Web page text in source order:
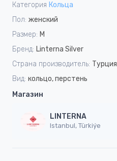
Категория Кольца
Пол: женский
Размер: M
Бренд: Linterna Silver
Страна производитель: Турция
Вид: кольцо, перстень
Магазин
LINTERNA
Istanbul, Türkiýe